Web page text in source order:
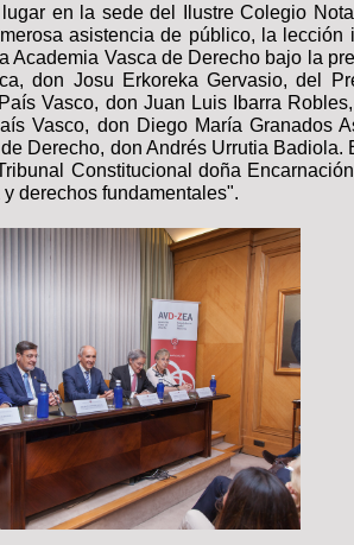
en la sede del Ilustre Colegio
asistencia de público, la lección
Academia Vasca de Derecho bajo la
don Josu Erkoreka Gervasio, del
Vasco, don Juan Luis Ibarra
Vasco, don Diego María Granados
Derecho, don Andrés Urrutia Badiola.
Constitucional doña
derechos fundamentales".